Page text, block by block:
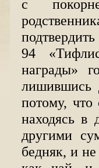
с
94
награды»
лишившись
потому,
находясь в
другими
бедняк, и